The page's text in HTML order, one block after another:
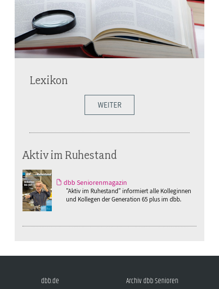
Lexikon
WEITER
Aktiv im Ruhestand
dbb Seniorenmagazin
"Aktiv im Ruhestand" informiert alle Kolleginnen
und Kollegen der Generation 65 plus im dbb.
dbb.de Archiv dbb Senioren